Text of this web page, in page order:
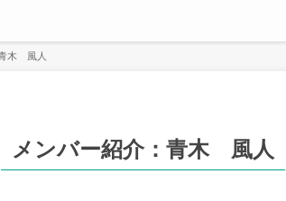
木 風人
メンバー紹介：青木 風人